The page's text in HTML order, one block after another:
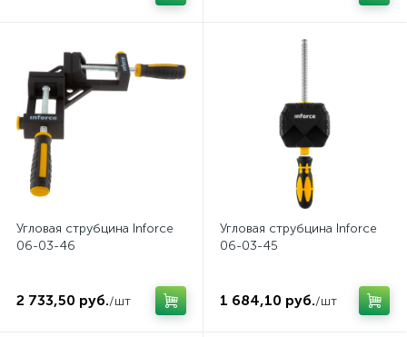
Угловая струбцина Inforce
06-03-46
2 733,50 руб./шт
Угловая струбцина Inforce
06-03-45
1 684,10 руб./шт